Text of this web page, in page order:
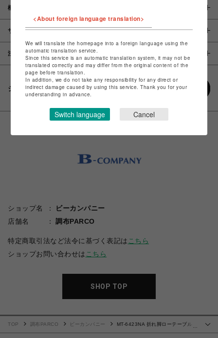
概要
サイズ
注意事項
シェアする
ショップ名
ビーカンパニー
店舗名
調布PARCO
特定商取引法など法令に基づく表記は こちら
ショップお問い合わせは こちら
SHOP TOP
…
TOP 調布PARCO ビーカンパニー
MT-6423NA 折れ脚ローテーブル
<About foreign language translation>
We will translate the homepage into a foreign language using the
automatic translation service.
Since this service is an automatic translation system, it may not be
translated correctly and may differ from the original content of the
page before translation.
In addition, we do not take any responsibility for any direct or
indirect damage caused by using this service. Thank you for your
understanding in advance.
Switch language Cancel